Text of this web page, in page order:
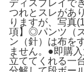
ディスプレイで
つれとスレがあ
りますが、写真
項】◎パンツ（
ン（針）は布を
ません。●​即購
立ててくれる一